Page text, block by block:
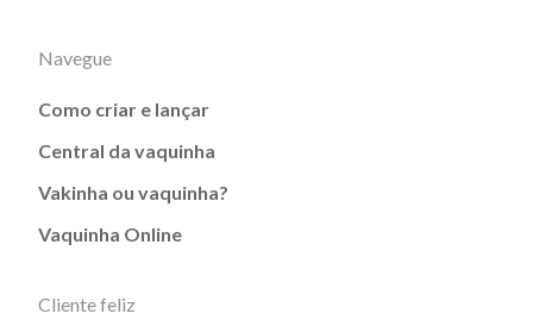
Navegue
Como criar e lançar
Central da vaquinha
Vakinha ou vaquinha?
Vaquinha Online
Cliente feliz